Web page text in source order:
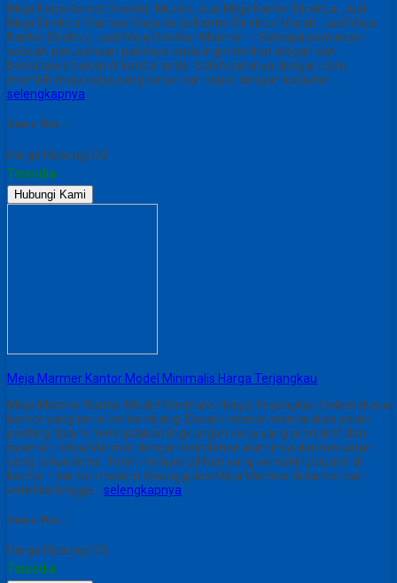
Meja Kerja Kantor Direktur Murah, Jual Meja Kantor Direktur, Jual
Meja Direktur Marmer Meja Kerja Kantor Direktur Murah, Jual Meja
Kantor Direktur, Jual Meja Direktur Marmer – Sebagai pemimpin
sebuah perusahaan pastinya anda ingin terlihat elegan dan
berwibawa bukan di kantor anda. Salah satunya dengan cara
memilih meja kerja yang benar dan tepat dengan karakter…
selengkapnya
Share This :
Harga Hubungi CS
Tersedia
Hubungi Kami
Meja Marmer Kantor Model Minimalis Harga Terjangkau
Meja Marmer Kantor Model Minimalis Harga Terjangkau Dalam dunia
kantor yang terus berkembang. Desain interior memainkan peran
penting dalam menciptakan lingkungan kerja yang produktif dan
nyaman. Meja Marmer dengan keindahan alaminya dan kekuatan
yang tahan lama. Telah menjadi pilihan yang semakin populer di
kantor – kantor modern. Keunggulan Meja Marmer di kantor dari
estetika hingga… selengkapnya
Share This :
Harga Hubungi CS
Tersedia